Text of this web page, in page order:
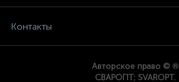
Контакты
Авторское право © ®
СВАРОПТ; SVAROPT.